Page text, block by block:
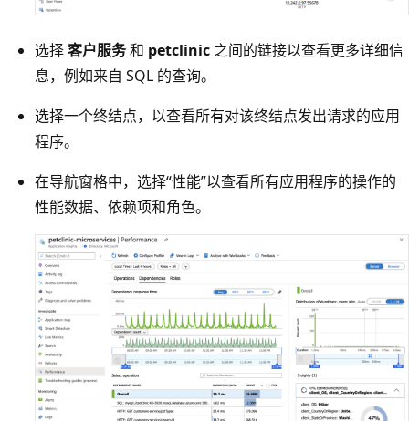
选择客户服务和 petclinic 之间的链接以查看更多详细信
息，例如来自 SQL 的查询。
选择一个终结点，以查看所有对该终结点发出请求的应用
程序。
在导航窗格中，选择“性能”以查看所有应用程序的操作的
性能数据、依赖项和角色。